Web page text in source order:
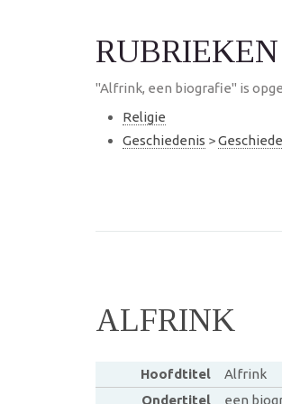
RUBRIEKEN
"Alfrink, een biografie" is
Religie
Geschiedenis >
ALFRINK
Hoofdtitel
Alfrink
Ondertitel
een